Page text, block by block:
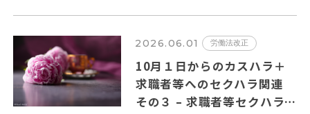
2026.06.01 労働法改正
10月１日からのカスハラ＋
求職者等へのセクハラ関連
その３ – 求職者等セクハラ